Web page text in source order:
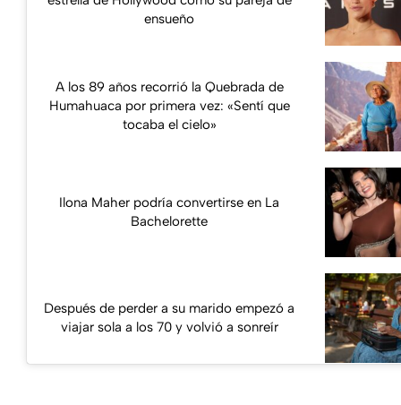
ensueño
A los 89 años recorrió la Quebrada de
Humahuaca por primera vez: «Sentí que
tocaba el cielo»
Ilona Maher podría convertirse en La
Bachelorette
Después de perder a su marido empezó a
viajar sola a los 70 y volvió a sonreír